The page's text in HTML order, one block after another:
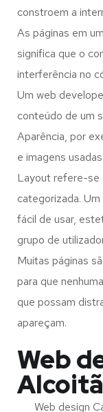
constroem a
As páginas em
significa que o
interferência no
Um web
conteúdo de um
Aparência, por
e imagens usadas.
Layout refere-se
categorizada.
fácil de usar,
grupo de
Muitas páginas
para que
que possam
apareçam.
Web
Web design